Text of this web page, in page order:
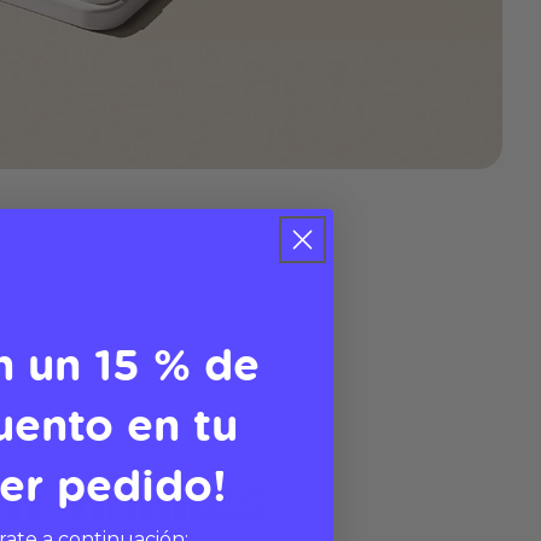
infinitas
un 15 % de
en tu
pedido!